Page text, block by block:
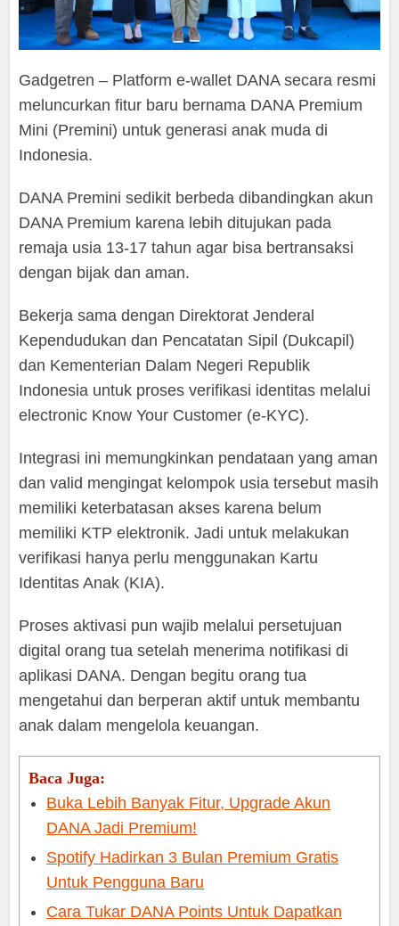
Gadgetren – Platform e-wallet DANA secara resmi
meluncurkan fitur baru bernama DANA Premium
Mini (Premini) untuk generasi anak muda di
Indonesia.
DANA Premini sedikit berbeda dibandingkan akun
DANA Premium karena lebih ditujukan pada
remaja usia 13-17 tahun agar bisa bertransaksi
dengan bijak dan aman.
Bekerja sama dengan Direktorat Jenderal
Kependudukan dan Pencatatan Sipil (Dukcapil)
dan Kementerian Dalam Negeri Republik
Indonesia untuk proses verifikasi identitas melalui
electronic Know Your Customer (e-KYC).
Integrasi ini memungkinkan pendataan yang aman
dan valid mengingat kelompok usia tersebut masih
memiliki keterbatasan akses karena belum
memiliki KTP elektronik. Jadi untuk melakukan
verifikasi hanya perlu menggunakan Kartu
Identitas Anak (KIA).
Proses aktivasi pun wajib melalui persetujuan
digital orang tua setelah menerima notifikasi di
aplikasi DANA. Dengan begitu orang tua
mengetahui dan berperan aktif untuk membantu
anak dalam mengelola keuangan.
Baca Juga:
Buka Lebih Banyak Fitur, Upgrade Akun
DANA Jadi Premium!
Spotify Hadirkan 3 Bulan Premium Gratis
Untuk Pengguna Baru
Cara Tukar DANA Points Untuk Dapatkan